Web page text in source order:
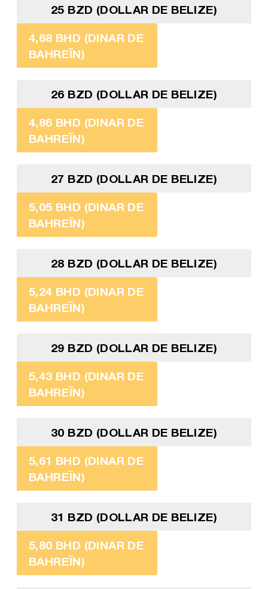
25 BZD (DOLLAR DE BELIZE)
4,68 BHD (DINAR DE
BAHREÏN)
26 BZD (DOLLAR DE BELIZE)
4,86 BHD (DINAR DE
BAHREÏN)
27 BZD (DOLLAR DE BELIZE)
5,05 BHD (DINAR DE
BAHREÏN)
28 BZD (DOLLAR DE BELIZE)
5,24 BHD (DINAR DE
BAHREÏN)
29 BZD (DOLLAR DE BELIZE)
5,43 BHD (DINAR DE
BAHREÏN)
30 BZD (DOLLAR DE BELIZE)
5,61 BHD (DINAR DE
BAHREÏN)
31 BZD (DOLLAR DE BELIZE)
5,80 BHD (DINAR DE
BAHREÏN)